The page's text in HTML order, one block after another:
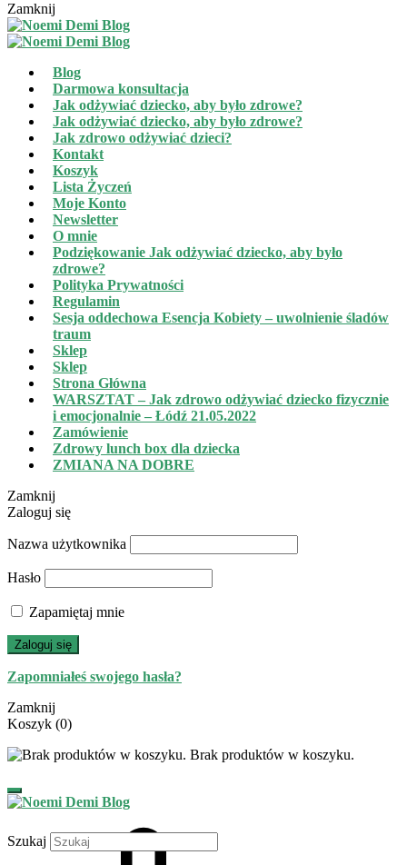
Zamknij
Blog
Darmowa konsultacja
Jak odżywiać dziecko, aby było zdrowe?
Jak odżywiać dziecko, aby było zdrowe?
Jak zdrowo odżywiać dzieci?
Kontakt
Koszyk
Lista Życzeń
Moje Konto
Newsletter
O mnie
Podziękowanie Jak odżywiać dziecko, aby było
zdrowe?
Polityka Prywatności
Regulamin
Sesja oddechowa Esencja Kobiety – uwolnienie śladów
traum
Sklep
Sklep
Strona Główna
WARSZTAT – Jak zdrowo odżywiać dziecko fizycznie
i emocjonalnie – Łódź 21.05.2022
Zamówienie
Zdrowy lunch box dla dziecka
ZMIANA NA DOBRE
Zamknij
Zaloguj się
Nazwa użytkownika
Hasło
Zapamiętaj mnie
Zaloguj się
Zapomniałeś swojego hasła?
Zamknij
Koszyk (0)
Brak produktów w koszyku.
Szukaj